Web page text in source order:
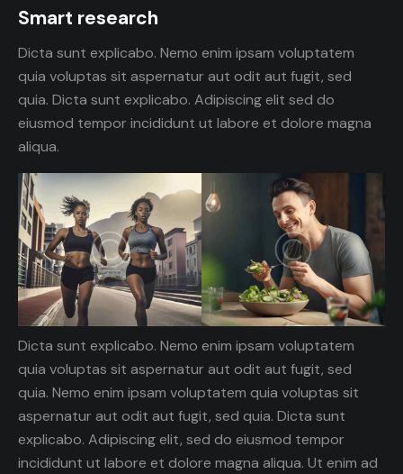
Smart research
Dicta sunt explicabo. Nemo enim ipsam voluptatem
quia voluptas sit aspernatur aut odit aut fugit, sed
quia. Dicta sunt explicabo. Adipiscing elit sed do
eiusmod tempor incididunt ut labore et dolore magna
aliqua.
Dicta sunt explicabo. Nemo enim ipsam voluptatem
quia voluptas sit aspernatur aut odit aut fugit, sed
quia. Nemo enim ipsam voluptatem quia voluptas sit
aspernatur aut odit aut fugit, sed quia. Dicta sunt
explicabo. Adipiscing elit, sed do eiusmod tempor
incididunt ut labore et dolore magna aliqua. Ut enim ad